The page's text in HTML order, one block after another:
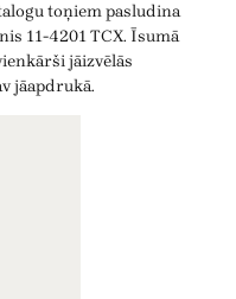
toņiem pasludina
11-4201 TCX. Īsumā
jāizvēlās
jāapdrukā.